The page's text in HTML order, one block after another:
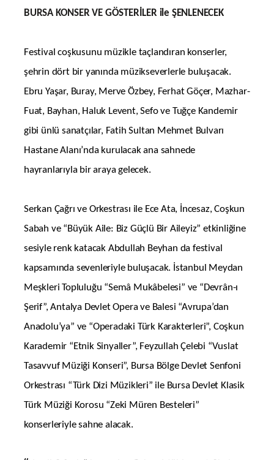
BURSA KONSER VE GÖSTERİLER ile ŞENLENECEK
Festival coşkusunu müzikle taçlandıran konserler,
şehrin dört bir yanında müzikseverlerle buluşacak.
Ebru Yaşar, Buray, Merve Özbey, Ferhat Göçer, Mazhar-
Fuat, Bayhan, Haluk Levent, Sefo ve Tuğçe Kandemir
gibi ünlü sanatçılar, Fatih Sultan Mehmet Bulvarı
Hastane Alanı’nda kurulacak ana sahnede
hayranlarıyla bir araya gelecek.
Serkan Çağrı ve Orkestrası ile Ece Ata, İncesaz, Coşkun
Sabah ve “Büyük Aile: Biz Güçlü Bir Aileyiz” etkinliğine
sesiyle renk katacak Abdullah Beyhan da festival
kapsamında sevenleriyle buluşacak. İstanbul Meydan
Meşkleri Topluluğu “Semâ Mukâbelesi” ve “Devrân-ı
Şerif”, Antalya Devlet Opera ve Balesi “Avrupa’dan
Anadolu’ya” ve “Operadaki Türk Karakterleri”, Coşkun
Karademir “Etnik Sinyaller”, Feyzullah Çelebi “Vuslat
Tasavvuf Müziği Konseri”, Bursa Bölge Devlet Senfoni
Orkestrası “Türk Dizi Müzikleri” ile Bursa Devlet Klasik
Türk Müziği Korosu “Zeki Müren Besteleri”
konserleriyle sahne alacak.